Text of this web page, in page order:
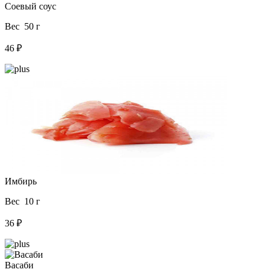
Соевый соус
Вес 50 г
46 ₽
Имбирь
Вес 10 г
36 ₽
Васаби